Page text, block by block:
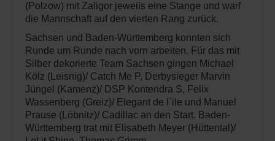
(Polzow) mit Zaligor jeweils eine Stange und warf
die Mannschaft auf den vierten Rang zurück.
Sachsen und Baden-Württemberg konnten sich
Runde um Runde nach vorn arbeiten. Für das mit
Silber dekorierte Team Sachsen gingen Michael
Kölz (Leisnig)/ Catch Me P, Derbysieger Marvin
Jüngel (Kamenz)/ DSP Kontendra S, Felix
Wassenberg (Greiz)/ Elegant de l`ile und Manuel
Prause (Löbnitz)/ Cadillac an den Start. Baden-
Württemberg trat mit Elisabeth Meyer (Hüttental)/